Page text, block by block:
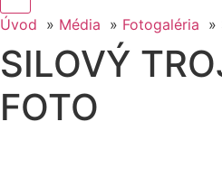
Úvod Média Fotogaléria
SILOVÝ
FOTO